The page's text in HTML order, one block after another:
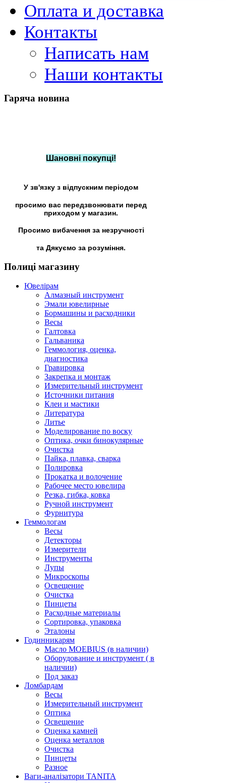
Оплата и доставка
Контакты
Написать нам
Наши контакты
Гаряча новина
Шановні покупці!
У зв'язку з відпускним періодом
просимо вас передзвонювати перед
приходом у магазин.
Просимо вибачення за незручності
та Дякуємо за розуміння.
Полиці магазину
Ювелірам
Алмазный инструмент
Эмали ювелирные
Бормашины и расходники
Весы
Галтовка
Гальваника
Геммология, оценка,
диагностика
Гравировка
Закрепка и монтаж
Измерительный инструмент
Источники питания
Клеи и мастики
Литература
Литье
Моделирование по воску
Оптика, очки бинокулярные
Очистка
Пайка, плавка, сварка
Полировка
Прокатка и волочение
Рабочее место ювелира
Резка, гибка, ковка
Ручной инструмент
Фурнитура
Геммологам
Весы
Детекторы
Измерители
Инструменты
Лупы
Микроскопы
Освещение
Очистка
Пинцеты
Расходные материалы
Сортировка, упаковка
Эталоны
Годинникарям
Масло MOEBIUS (в наличии)
Оборудование и инструмент ( в
наличии)
Под заказ
Ломбардам
Весы
Измерительный инструмент
Оптика
Освещение
Оценка камней
Оценка металлов
Очистка
Пинцеты
Разное
Ваги-аналізатори TANITA